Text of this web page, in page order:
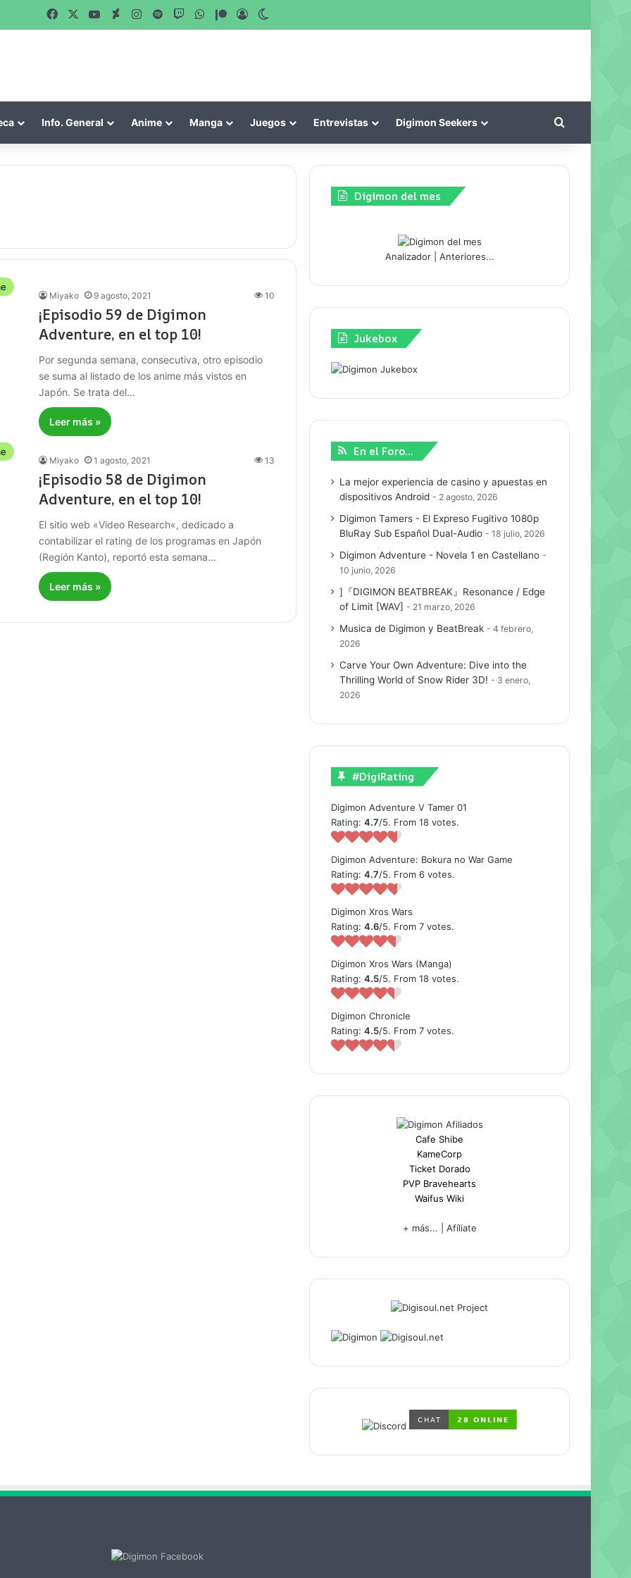
FacebookYouTube
DeviantArt
Instagram
SpotifyTwitchWhatsApp
Patreon
Acceso
Info. General Anime Manga Juegos Entrevistas Digimon Seekers
Miyako 9 agosto, 2021 10
¡Episodio 59 de Digimon
Adventure, en el top 10!
Por segunda semana, consecutiva, otro episodio
se suma al listado de los anime más vistos en
Japón. Se trata del…
Leer más »
Miyako 1 agosto, 2021 13
¡Episodio 58 de Digimon
Adventure, en el top 10!
El sitio web «Video Research«, dedicado a
contabilizar el rating de los programas en Japón
(Región Kanto), reportó esta semana…
Leer más »
Digimon del mes
Analizador| Anteriores...
Jukebox
En el Foro…
La mejor experiencia de casino y apuestas en
dispositivos Android
2 agosto, 2026
Digimon Tamers - El Expreso Fugitivo 1080p
BluRay Sub Español Dual-Audio
18 julio, 2026
Digimon Adventure - Novela 1 en Castellano
10 junio, 2026
]『DIGIMON BEATBREAK』Resonance / Edge
of Limit [WAV]
21 marzo, 2026
Musica de Digimon y BeatBreak
4 febrero,
2026
Carve Your Own Adventure: Dive into the
Thrilling World of Snow Rider 3D!
3 enero,
2026
#DigiRating
Digimon Adventure V Tamer 01
Rating:4.7/5. From 18 votes.
Digimon Adventure: Bokura no War Game
Rating:4.7/5. From 6 votes.
Digimon Xros Wars
Rating:4.6/5. From 7 votes.
Digimon Xros Wars (Manga)
Rating:4.5/5. From 18 votes.
Digimon Chronicle
Rating:4.5/5. From 7 votes.
Cafe Shibe
KameCorp
Ticket Dorado
PVP Bravehearts
Waifus Wiki
+ más... Afíliate